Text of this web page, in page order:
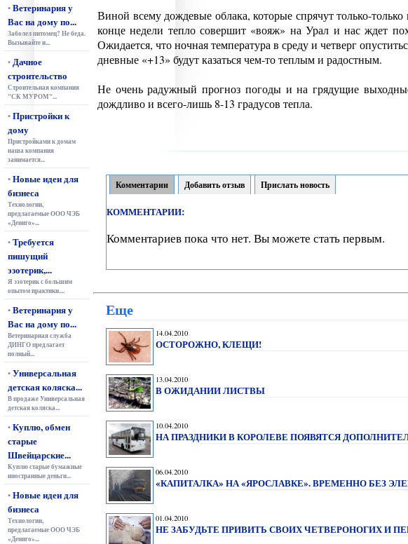
•Ветеринария у
Вас на дому по...
Заболел питомец? Не беда.
Вызывайте и...
•Дачное
строительство
Строительная компания
"СК МУРОМ"...
•Пристройки к
дому
Пристройками к домам
наша компания
занимается...
•Новые идеи для
бизнеса
Технологии,
предлагаемые ООО ЧЭБ
«Дениго»...
•Требуется
пишущий
эзотерик,...
Я эзотерик с большим
опытом практики....
•Ветеринария у
Вас на дому по...
Ветеринарная служба
ДИНГО предлагает
полный...
•Универсальная
детская коляска...
В продаже Универсальная
детская коляска...
•Куплю, обмен
старые
Швейцарские...
Куплю старые бумажные
иностранные деньги...
•Новые идеи для
бизнеса
Технологии,
предлагаемые ООО ЧЭБ
«Дениго»...
Виной всему дождевые облака, которые спрячут только-
конце недели тепло совершит «вояж» на Урал и нас ждет
Ожидается, что ночная температура в среду и четверг
дневные «+13» будут казаться чем-то теплым и радостным.
Не очень радужный прогноз погоды и на грядущие
дождливо и всего-лишь 8-13 градусов тепла.
Комментарии Добавить отзыв Прислать новость
КОММЕНТАРИИ:
Комментариев пока что нет. Вы можете стать первым.
Еще
14.04.2010
ОСТОРОЖНО, КЛЕЩИ!
13.04.2010
В ОЖИДАНИИ ЛИСТВЫ
10.04.2010
НА ПРАЗДНИКИ В КОРОЛЕВЕ ПОЯВЯТСЯ
06.04.2010
«КАПИТАЛКА» НА «ЯРОСЛАВКЕ». ВРЕМЕННО БЕЗ
01.04.2010
НЕ ЗАБУДЬТЕ ПРИВИТЬ СВОИХ ЧЕТВЕРОНОГИХ И